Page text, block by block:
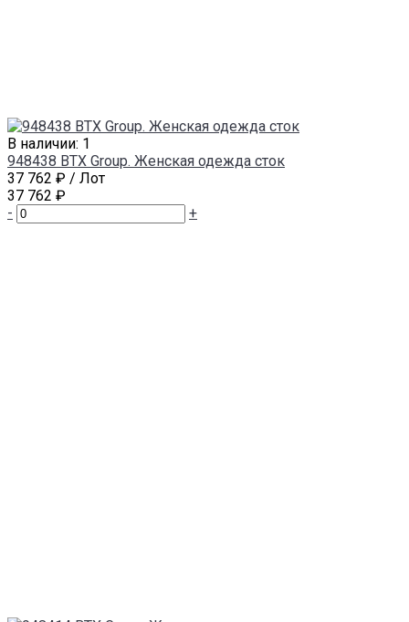
В наличии: 1
948438 BTX Group. Женская одежда сток
37 762 ₽ / Лот
37 762 ₽
-
+